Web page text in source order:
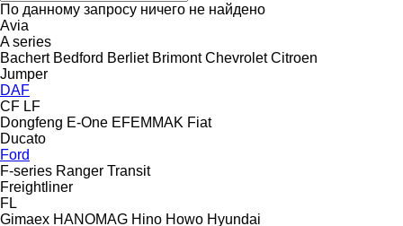
По данному запросу ничего не найдено
Avia
A series
Bachert Bedford Berliet Brimont Chevrolet Citroen
Jumper
DAF
CF LF
Dongfeng E-One EFEMMAK Fiat
Ducato
Ford
F-series Ranger Transit
Freightliner
FL
Gimaex HANOMAG Hino Howo Hyundai